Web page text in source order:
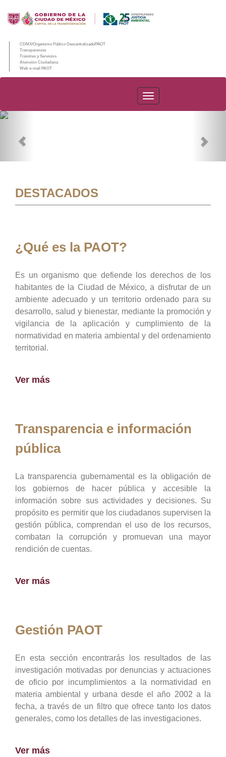
CDMX/Organismo Público Descentralizado/PAOT
Transparencia
Trámites y Servicios
Atención Ciudadana
Web e-mail PAOT
PAOT
DESTACADOS
¿Qué es la PAOT?
Es un organismo que defiende los derechos de los
habitantes de la Ciudad de México, a disfrutar de un
ambiente adecuado y un territorio ordenado para su
desarrollo, salud y bienestar, mediante la promoción y
vigilancia de la aplicación y cumplimiento de la
normatividad en materia ambiental y del ordenamiento
territorial.
Ver más
Transparencia e información
pública
La transparencia gubernamental es la obligación de
los gobiernos de hacer pública y accesible la
información sobre sus actividades y decisiones. Su
propósito es permitir que los ciudadanos supervisen la
gestión pública, comprendan el uso de los recursos,
combatan la corrupción y promuevan una mayor
rendición de cuentas.
Ver más
Gestión PAOT
En esta sección encontrarás los resultados de las
investigación motivadas por denuncias y actuaciones
de oficio por incumplimientos a la normatividad en
materia ambiental y urbana desde el año 2002 a la
fecha, a través de un filtro que ofrece tanto los datos
generales, como los detalles de las investigaciones.
Ver más